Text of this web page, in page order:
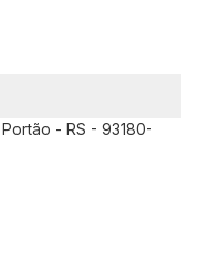
- RS - 93180-